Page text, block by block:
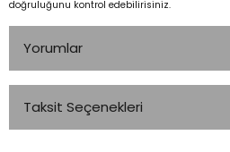
doğruluğunu kontrol edebilirisiniz.
Yorumlar
Taksit Seçenekleri